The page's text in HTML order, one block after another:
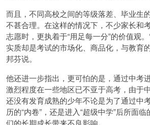
而且，不同高校之间的等级落差、毕业生
不甚合理。在这样的情况下，不少家长和
志愿时，更执着于“用足每一分”的价值观
实质却是考试的市场化、商品化，与教育
邦芬说。
他还进一步指出，更可怕的是，通过中考
激烈程度在一些地区已不亚于高考，由于
还没有发育成熟的少年不论是为了通过中
历的“内卷”，还是进入“超级中学”后所面
们的长期成长带来不良影响。